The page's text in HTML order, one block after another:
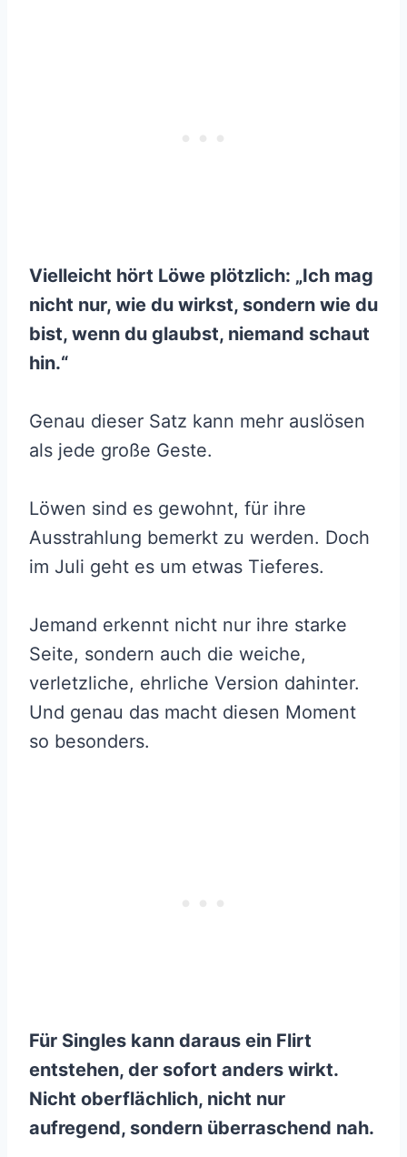
Vielleicht hört Löwe plötzlich: „Ich mag
nicht nur, wie du wirkst, sondern wie du
bist, wenn du glaubst, niemand schaut
hin.“
Genau dieser Satz kann mehr auslösen
als jede große Geste.
Löwen sind es gewohnt, für ihre
Ausstrahlung bemerkt zu werden. Doch
im Juli geht es um etwas Tieferes.
Jemand erkennt nicht nur ihre starke
Seite, sondern auch die weiche,
verletzliche, ehrliche Version dahinter.
Und genau das macht diesen Moment
so besonders.
Für Singles kann daraus ein Flirt
entstehen, der sofort anders wirkt.
Nicht oberflächlich, nicht nur
aufregend, sondern überraschend nah.